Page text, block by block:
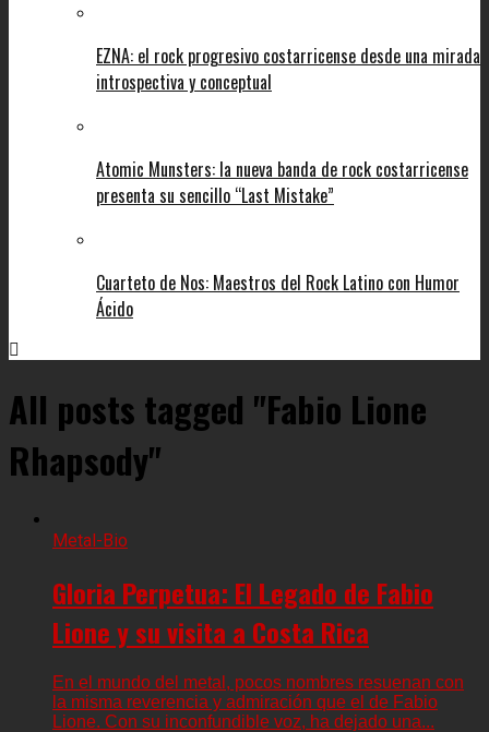
EZNA: el rock progresivo costarricense desde una mirada
introspectiva y conceptual
Atomic Munsters: la nueva banda de rock costarricense
presenta su sencillo “Last Mistake”
Cuarteto de Nos: Maestros del Rock Latino con Humor
Ácido
All posts tagged "Fabio Lione
Rhapsody"
Metal-Bio
Gloria Perpetua: El Legado de Fabio
Lione y su visita a Costa Rica
En el mundo del metal, pocos nombres resuenan con
la misma reverencia y admiración que el de Fabio
Lione. Con su inconfundible voz, ha dejado una...